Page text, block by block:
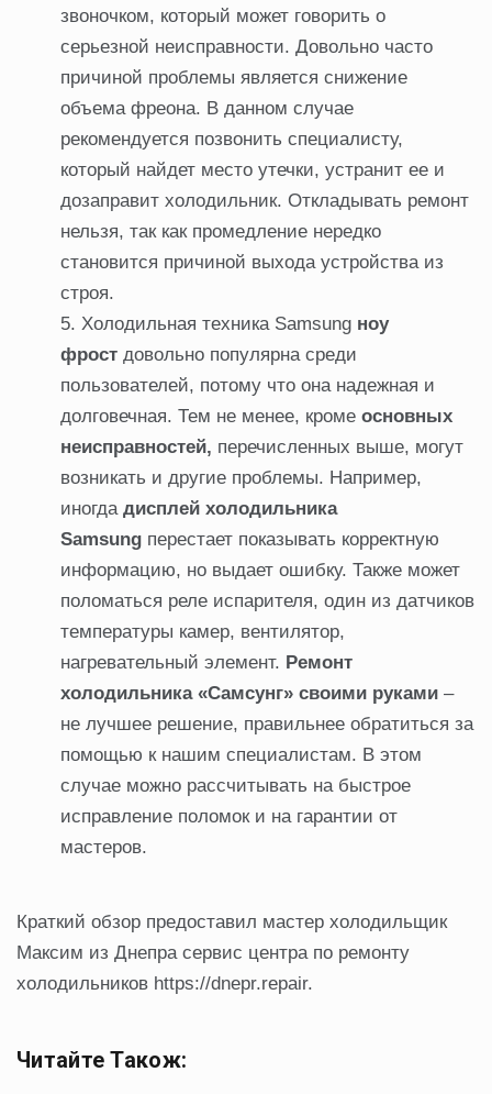
звоночком, который может говорить о
серьезной неисправности. Довольно часто
причиной проблемы является снижение
объема фреона. В данном случае
рекомендуется позвонить специалисту,
который найдет место утечки, устранит ее и
дозаправит холодильник. Откладывать ремонт
нельзя, так как промедление нередко
становится причиной выхода устройства из
строя.
Холодильная техника Samsung ноу
фрост довольно популярна среди
пользователей, потому что она надежная и
долговечная. Тем не менее, кроме основных
неисправностей, перечисленных выше, могут
возникать и другие проблемы. Например,
иногда дисплей холодильника
Samsung перестает показывать корректную
информацию, но выдает ошибку. Также может
поломаться реле испарителя, один из датчиков
температуры камер, вентилятор,
нагревательный элемент. Ремонт
холодильника «Самсунг» своими руками –
не лучшее решение, правильнее обратиться за
помощью к нашим специалистам. В этом
случае можно рассчитывать на быстрое
исправление поломок и на гарантии от
мастеров.
Краткий обзор предоставил мастер холодильщик
Максим из Днепра сервис центра по ремонту
холодильников https://dnepr.repair.
Читайте Також: